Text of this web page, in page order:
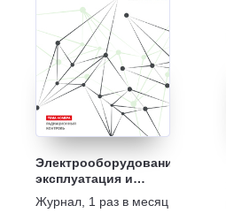
Электрооборудование:
эксплуатация и
ремонт
Журнал 1 раз в месяц